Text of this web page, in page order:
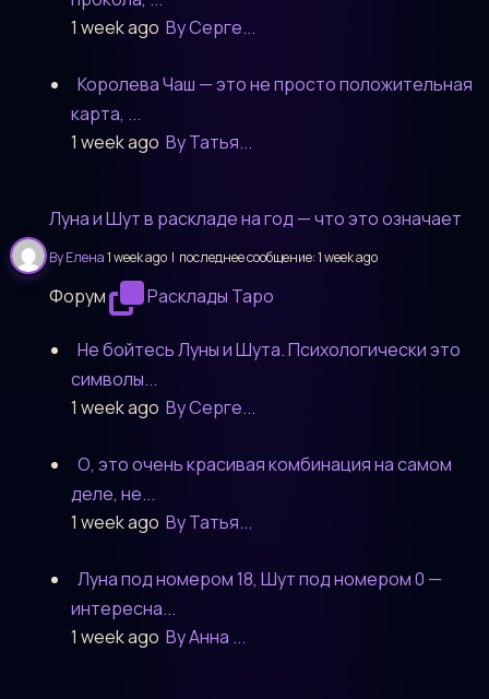
1 week ago By Серге...
Королева Чаш — это не просто положительная
карта, ...
1 week ago By Татья...
Луна и Шут в раскладе на год — что это означает
By Елена1 week ago | последнее сообщение:1 week ago
Форум Расклады Таро
Не бойтесь Луны и Шута. Психологически это
символы...
1 week ago By Серге...
О, это очень красивая комбинация на самом
деле, не...
1 week ago By Татья...
Луна под номером 18, Шут под номером 0 —
интересна...
1 week ago By Анна ...